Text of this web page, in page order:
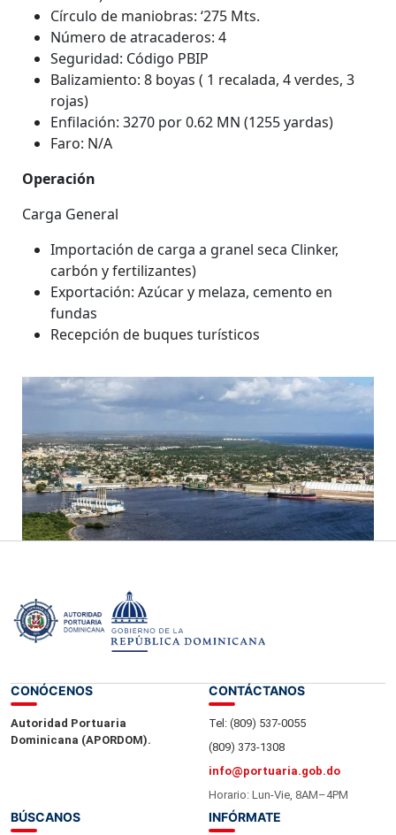
Círculo de maniobras: ‘275 Mts.
Número de atracaderos: 4
Seguridad: Código PBIP
Balizamiento: 8 boyas ( 1 recalada, 4 verdes, 3
rojas)
Enfilación: 3270 por 0.62 MN (1255 yardas)
Faro: N/A
Operación
Carga General
Importación de carga a granel seca Clinker,
carbón y fertilizantes)
Exportación: Azúcar y melaza, cemento en
fundas
Recepción de buques turísticos
CONÓCENOS
Autoridad Portuaria
Dominicana (APORDOM).
CONTÁCTANOS
Tel: (809) 537-0055
(809) 373-1308
info@portuaria.gob.do
Horario: Lun-Vie, 8AM–4PM
BÚSCANOS INFÓRMATE